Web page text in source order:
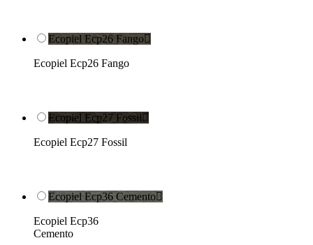
Ecopiel Ecp26 Fango
Ecopiel Ecp26 Fango
Ecopiel Ecp27 Fossil
Ecopiel Ecp27 Fossil
Ecopiel Ecp36 Cemento
Ecopiel Ecp36
Cemento